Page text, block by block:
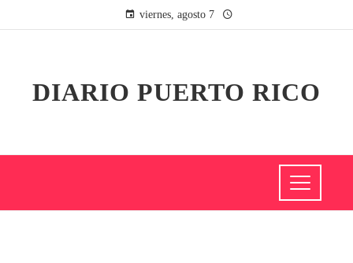
viernes, agosto 7
DIARIO PUERTO RICO